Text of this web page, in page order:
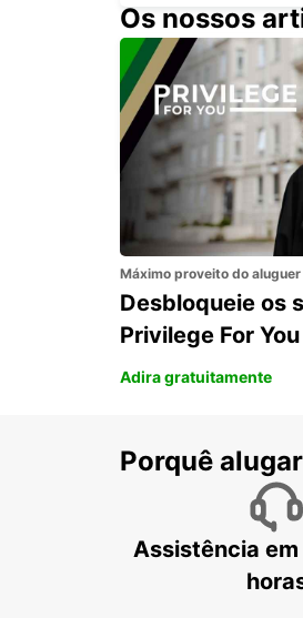
PAROS PORT
PAROS - GREECE
Os nossos
Máximo proveito do aluguer
Desbloqueie os
Privilege For You
Adira gratuitamente
Porquê
Assistência